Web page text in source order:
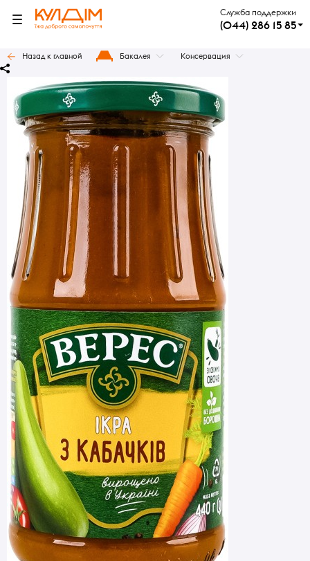
Служба поддержки
(044) 286 15 85
Назад к главной Бакалея Консервация